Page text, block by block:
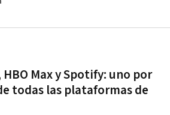
Max y Spotify: uno por
todas las plataformas de